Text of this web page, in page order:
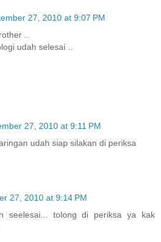
27, 2010 at 9:07 PM
..
udah selesai ..
27, 2010 at 9:11 PM
udah siap silakan di periksa
27, 2010 at 9:14 PM
seelesai... tolong di periksa ya kak